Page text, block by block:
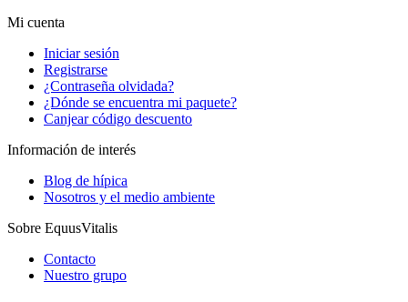
Mi cuenta
Iniciar sesión
Registrarse
¿Contraseña olvidada?
¿Dónde se encuentra mi paquete?
Canjear código descuento
Información de interés
Blog de hípica
Nosotros y el medio ambiente
Sobre EquusVitalis
Contacto
Nuestro grupo